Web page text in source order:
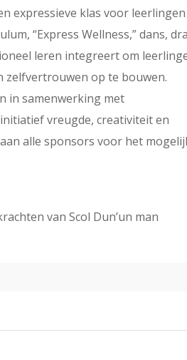
expressieve klas voor
“Express Wellness,” dans,
leren integreert om
zelfvertrouwen op te bouwen.
in samenwerking met
vreugde, creativiteit en
alle sponsors voor het
van Scol Dun’un man